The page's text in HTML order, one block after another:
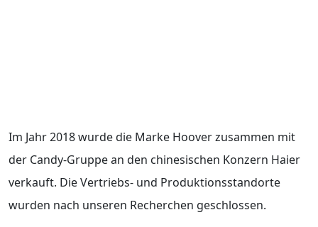
Im Jahr 2018 wurde die Marke Hoover zusammen mit
der Candy-Gruppe an den chinesischen Konzern Haier
verkauft. Die Vertriebs- und Produktionsstandorte
wurden nach unseren Recherchen geschlossen.